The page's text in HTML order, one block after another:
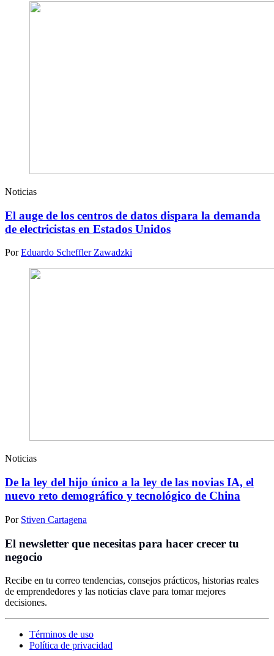
Noticias
El auge de los centros de datos dispara la demanda
de electricistas en Estados Unidos
PorEduardo Scheffler Zawadzki
Noticias
De la ley del hijo único a la ley de las novias IA, el
nuevo reto demográfico y tecnológico de China
Por Stiven Cartagena
El newsletter que necesitas para hacer crecer tu
negocio
Recibe en tu correo tendencias, consejos prácticos, historias reales
de emprendedores y las noticias clave para tomar mejores
decisiones.
Términos de uso
Política de privacidad